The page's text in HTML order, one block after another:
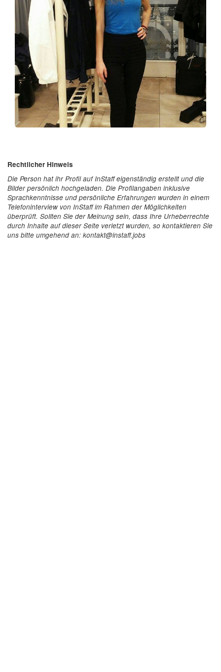
Rechtlicher Hinweis
Die Person hat ihr Profil auf InStaff eigenständig erstellt und die
Bilder persönlich hochgeladen. Die Profilangaben inklusive
Sprachkenntnisse und persönliche Erfahrungen wurden in einem
Telefoninterview von InStaff im Rahmen der Möglichkeiten
überprüft. Sollten Sie der Meinung sein, dass Ihre Urheberrechte
durch Inhalte auf dieser Seite verletzt wurden, so kontaktieren Sie
uns bitte umgehend an: kontakt@instaff.jobs